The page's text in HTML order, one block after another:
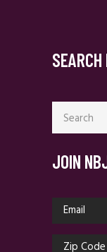
Search
for:
JOIN